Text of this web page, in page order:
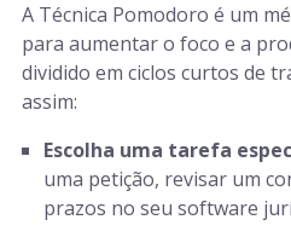
A Técnica Pomodoro é um
para aumentar o foco e a
dividido em ciclos curtos de
assim:
Escolha uma tarefa
uma petição, revisar um
prazos no seu software